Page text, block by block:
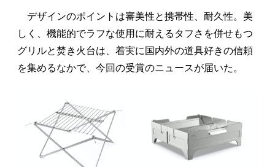
デザインのポイントは審美性と携帯性、耐久性。美
しく、機能的でラフな使用に耐えるタフさを併せもつ
グリルと焚き火台は、着実に国内外の道具好きの信頼
を集めるなかで、今回の受賞のニュースが届いた。